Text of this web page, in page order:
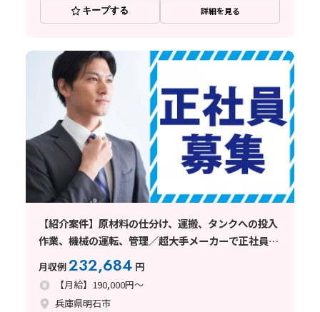
キープする 詳細を見る
【紹介案件】原材料の仕分け、運搬、タンクへの投入
作業、機械の運転、管理／超大手メーカーで正社員に
なりませんか！
月収例232,684 円
【月給】190,000円～
兵庫県明石市